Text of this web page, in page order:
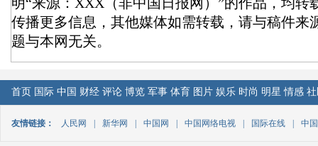
传播更多信息，其他媒体如需转载，请与稿件来
题与本网无关。